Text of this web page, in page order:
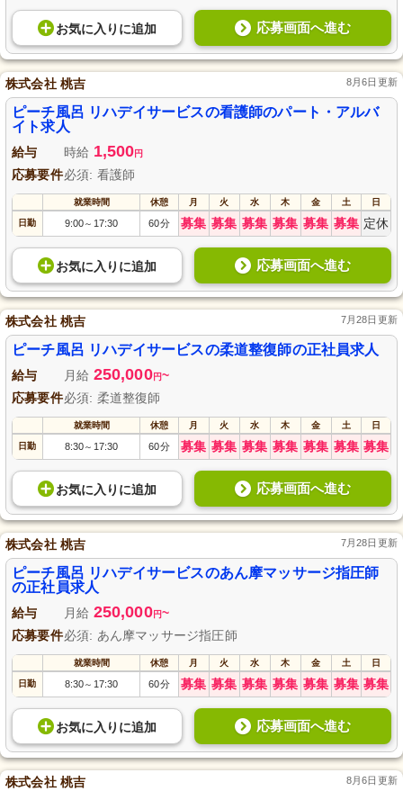
お気に入り に追加 応募画面へ進む
株式会社 桃吉 8月6日更新
ピーチ風呂 リハデイサービスの看護師のパート・アルバ
イト求人
給与 時給 1,500円
応募要件必須: 看護師
就業時間 休憩 月 火 水 木 金 土 日
日勤 9:00～ 17:30 60分 募集 募集 募集 募集 募集 募集 定休
お気に入り に追加 応募画面へ進む
株式会社 桃吉 7月28日更新
ピーチ風呂 リハデイサービスの柔道整復師の正社員求人
給与 月給 250,000円~
応募要件必須: 柔道整復師
就業時間 休憩 月 火 水 木 金 土 日
日勤 8:30～ 17:30 60分 募集 募集 募集 募集 募集 募集 募集
お気に入り に追加 応募画面へ進む
株式会社 桃吉 7月28日更新
ピーチ風呂 リハデイサービスのあん摩マッサージ指圧師
の正社員求人
給与 月給 250,000円~
応募要件必須: あん摩マッサージ指圧師
就業時間 休憩 月 火 水 木 金 土 日
日勤 8:30～ 17:30 60分 募集 募集 募集 募集 募集 募集 募集
お気に入り に追加 応募画面へ進む
株式会社 桃吉 8月6日更新